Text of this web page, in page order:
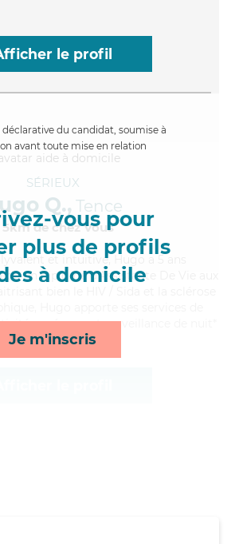
le profil
du candidat, soumise à
avant toute mise en relation
vous pour
plus de profils
à domicile
Je m'inscris
SÉRIEUX
Q., Tence
5km de chez Vous
et intuitive, Hugo a 5 ans
un diplôme d'Assistante De Vie aux
ménage et surveillance de nuit*